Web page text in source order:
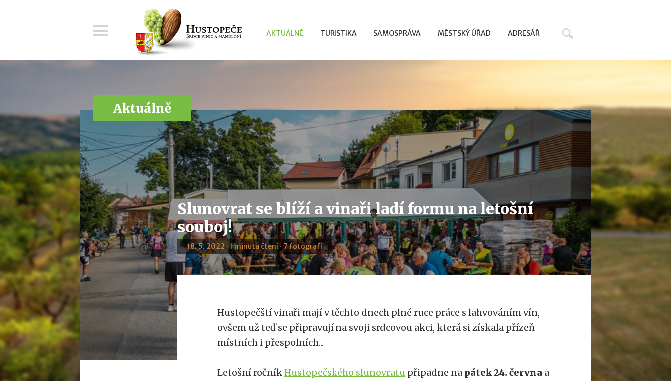
AKTUÁLNĚ TURISTIKA SAMOSPRÁVA MĚSTSKÝ ÚŘAD ADRESÁŘ
Aktuálně
Slunovrat se blíží a vinaři ladí formu na letošní
souboj!
18. 5. 2022 · 1 minuta čtení · 7 fotografí
Hustopečští vinaři mají v těchto dnech plné ruce práce s lahvováním vín,
ovšem už teď se připravují na svoji srdcovou akci, která si získala přízeň
místních i přespolních...
Letošní ročníkHustopečského slunovratu připadne na pátek 24. června a